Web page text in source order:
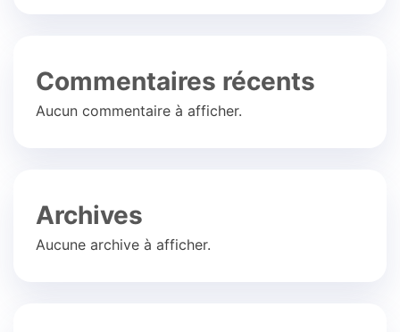
Commentaires récents
Aucun commentaire à afficher.
Archives
Aucune archive à afficher.